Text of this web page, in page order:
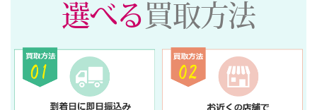
選べる買取方法